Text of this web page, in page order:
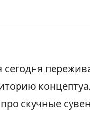
сегодня
скучные